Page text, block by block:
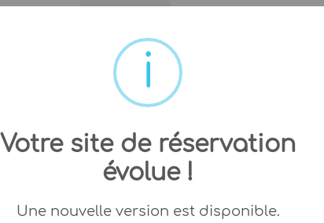
Votre site de réservation
évolue !
Une nouvelle version est disponible.